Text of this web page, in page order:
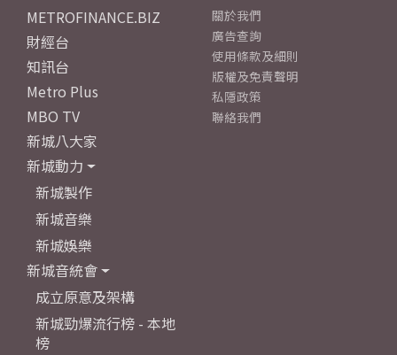
METROFINANCE.BIZ
財經台
知訊台
Metro Plus
MBO TV
新城八大家
新城動力
新城製作
新城音樂
新城娛樂
新城音統會
成立原意及架構
新城勁爆流行榜 - 本地
榜
關於我們
廣告查詢
使用條款及細則
版權及免責聲明
私隱政策
聯絡我們